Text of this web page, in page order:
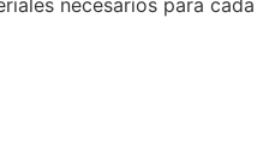
necesarios para cada